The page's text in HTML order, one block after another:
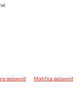
password Modifica password